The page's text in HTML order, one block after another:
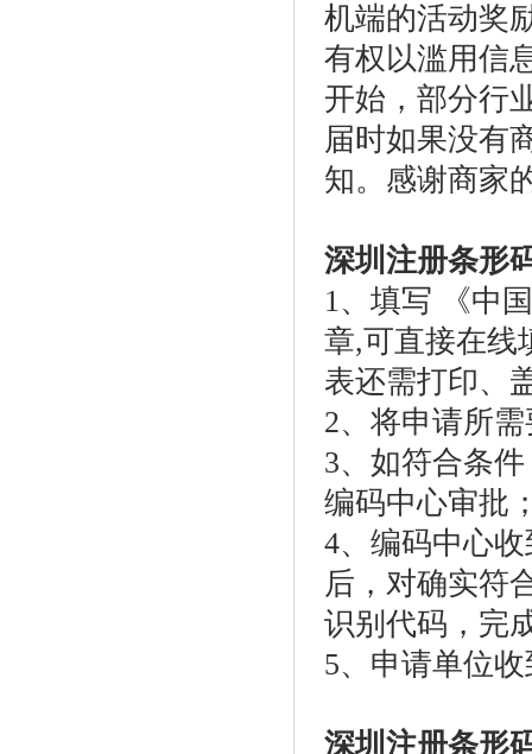
机端的活动奖
有权以滥用信
开始，部分行
届时如果没有
知。感谢商家
深圳注册条形
1、填写 《中
章,可直接在线
表还需打印、
2、将申请所
3、如符合条
编码中心审批
4、编码中心
后，对确实符
识别代码，完
5、申请单位
深圳注册条形